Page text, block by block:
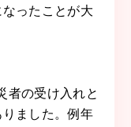
ったことが大
者の受け入れと
ました。例年